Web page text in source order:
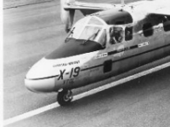
ouakamois: Bonjourà
quelques images du Pays
d9pouces: Je me
d9pouces:
fox_50: Bonjour, certains